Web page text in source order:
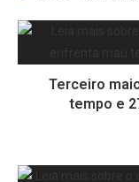
Terceiro
tempo e